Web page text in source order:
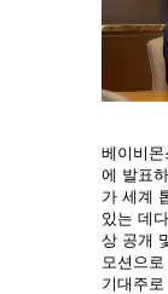
베이비
에 발표
가 세계
있는 데
상 공개
모션으
기대주